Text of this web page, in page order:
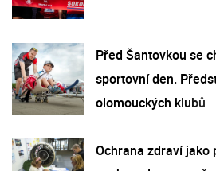
Před Šantovkou se
sportovní den.
olomouckých klubů
Ochrana zdraví jako